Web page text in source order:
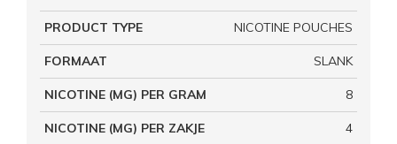
PRODUCT TYPE NICOTINE POUCHES
FORMAAT SLANK
NICOTINE (MG) PER GRAM 8
NICOTINE (MG) PER ZAKJE 4